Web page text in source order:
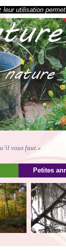
utilisation
vous faut.»
Petites